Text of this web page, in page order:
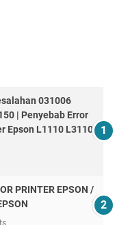
031006
| Penyebab Error
Epson L1110 L3110
PRINTER EPSON /